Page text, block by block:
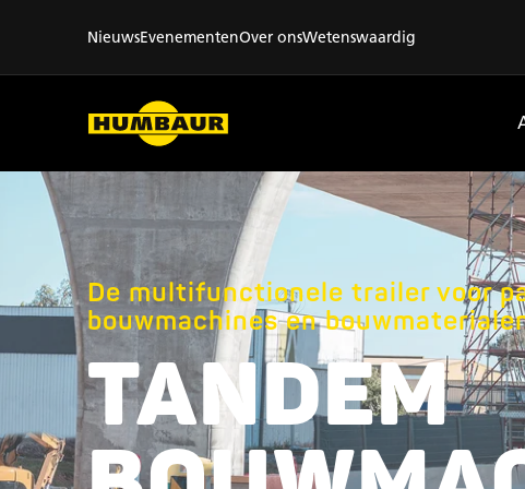
NieuwsEvenementenOver onsWetenswaardig
De multifunctionele trailer voor
bouwmachines en
TANDEM